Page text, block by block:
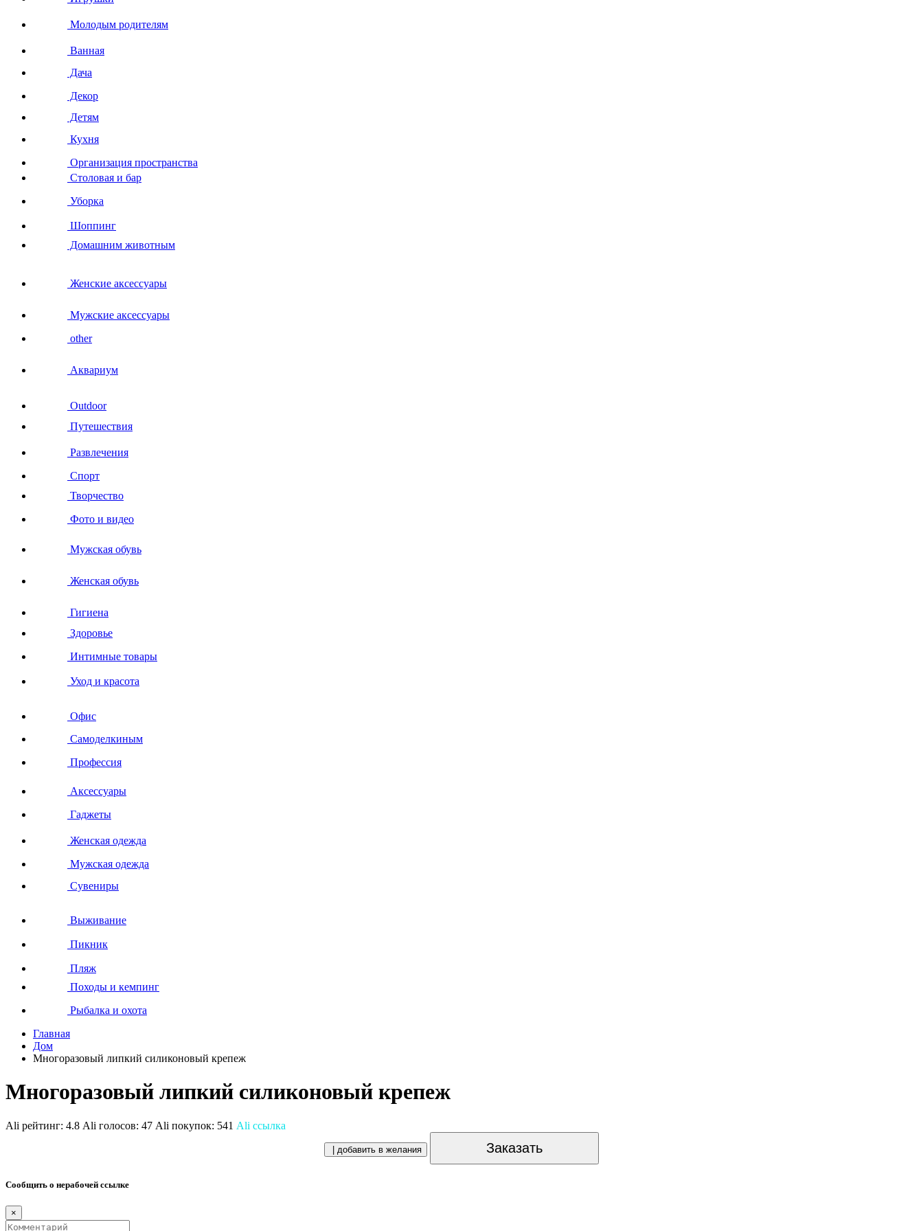
Молодым родителям
Ванная
Дача
Декор
Детям
Кухня
Организация пространства
Столовая и бар
Уборка
Шоппинг
Домашним животным
Женские аксессуары
Мужские аксессуары
other
Аквариум
Outdoor
Путешествия
Развлечения
Спорт
Творчество
Фото и видео
Мужская обувь
Женская обувь
Гигиена
Здоровье
Интимные товары
Уход и красота
Офис
Самоделкиным
Профессия
Аксессуары
Гаджеты
Женская одежда
Мужская одежда
Сувениры
Выживание
Пикник
Пляж
Походы и кемпинг
Рыбалка и охота
Главная
Дом
Многоразовый липкий силиконовый крепеж
Многоразовый липкий силиконовый крепеж
Ali рейтинг: 4.8 Ali голосов: 47 Ali покупок: 541 Ali ссылка
| добавить в желания Заказать
Сообщить о нерабочей ссылке
×